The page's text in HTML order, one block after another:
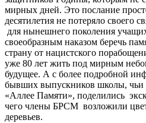
мирных дней. Это послание
десятилетия не потеряло своего
для нынешнего поколения
своеобразным наказом беречь
страну от нацистского
уже 80 лет жить под мирным
будущее. А с более подробной
бывших выпускников школы, чьи
«Аллее Памяти», поделились
чего члены БРСМ возложили
деревьев.